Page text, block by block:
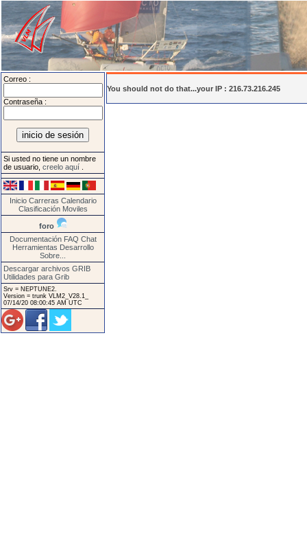
Correo :
Contraseña :
Si usted no tiene un nombre
de usuario, creelo aquí
Inicio Carreras Calendario
Clasificación Moviles
foro
Documentación FAQ Chat
Herramientas Desarrollo
Sobre...
Descargar archivos GRIB
Utilidades para Grib
Srv = NEPTUNE2.
Version = trunk VLM2_V28.1_
07/14/20 08:00:45 AM UTC
You should not do that...your IP : 216.73.216.245